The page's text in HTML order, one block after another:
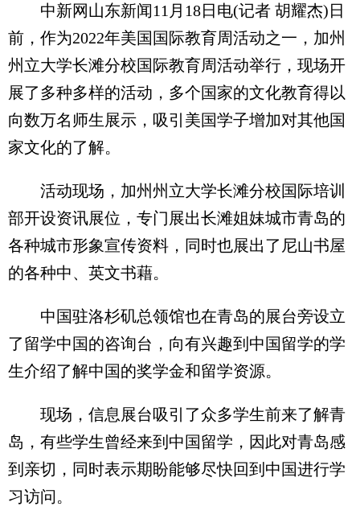
中新网山东新闻11月18日电(记者 胡耀杰)日
前，作为2022年美国国际教育周活动之一，加州
州立大学长滩分校国际教育周活动举行，现场开
展了多种多样的活动，多个国家的文化教育得以
向数万名师生展示，吸引美国学子增加对其他国
家文化的了解。
活动现场，加州州立大学长滩分校国际培训
部开设资讯展位，专门展出长滩姐妹城市青岛的
各种城市形象宣传资料，同时也展出了尼山书屋
的各种中、英文书藉。
中国驻洛杉矶总领馆也在青岛的展台旁设立
了留学中国的咨询台，向有兴趣到中国留学的学
生介绍了解中国的奖学金和留学资源。
现场，信息展台吸引了众多学生前来了解青
岛，有些学生曾经来到中国留学，因此对青岛感
到亲切，同时表示期盼能够尽快回到中国进行学
习访问。